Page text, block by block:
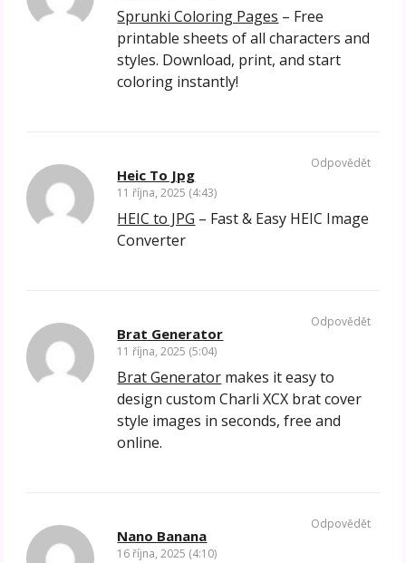
Sprunki Coloring Pages – Free
printable sheets of all characters and
styles. Download, print, and start
coloring instantly!
Heic To Jpg
11 října, 2025 (4:43)
HEIC to JPG – Fast & Easy HEIC Image
Converter
Odpovědět
Brat Generator
11 října, 2025 (5:04)
Brat Generator makes it easy to
design custom Charli XCX brat cover
style images in seconds, free and
online.
Odpovědět
Nano Banana
16 října, 2025 (4:10)
Odpovědět